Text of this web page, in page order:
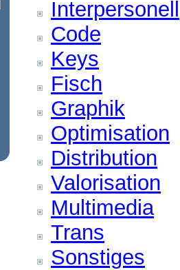
Interpersonell
Code
Keys
Fisch
Graphik
Optimisation
Distribution
Valorisation
Multimedia
Trans
Sonstiges